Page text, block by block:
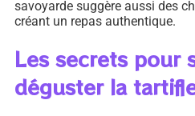
savoyarde suggère aussi des
créant un repas authentique.
Les secrets pour
déguster la